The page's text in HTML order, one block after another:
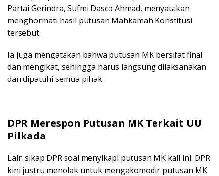
Partai Gerindra, Sufmi Dasco Ahmad, menyatakan
menghormati hasil putusan Mahkamah Konstitusi
tersebut.
Ia juga mengatakan bahwa putusan MK bersifat final
dan mengikat, sehingga harus langsung dilaksanakan
dan dipatuhi semua pihak.
DPR Merespon Putusan MK Terkait UU
Pilkada
Lain sikap DPR soal menyikapi putusan MK kali ini. DPR
kini justru menolak untuk mengakomodir putusan MK